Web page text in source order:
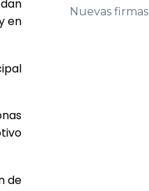
en
de
Nuevas firmas